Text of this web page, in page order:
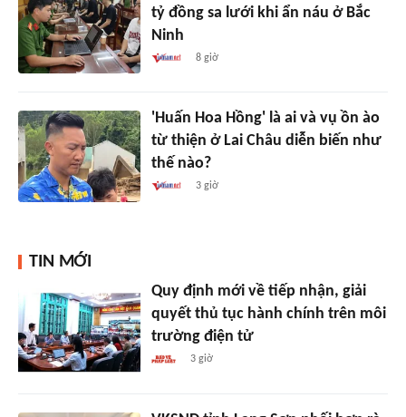
tỷ đồng sa lưới khi ẩn náu ở Bắc
Ninh
8 giờ
'Huấn Hoa Hồng' là ai và vụ ồn ào
từ thiện ở Lai Châu diễn biến như
thế nào?
3 giờ
TIN MỚI
Quy định mới về tiếp nhận, giải
quyết thủ tục hành chính trên môi
trường điện tử
3 giờ